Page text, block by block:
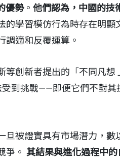
優勢。 他們認為，中國的技
的學習模仿行為時存在明顯
調適和反覆運算。
等創新者提出的「不同凡想
到挑戰——即便它們不對其
旦被證實具有市場潛力，數
爭。 其結果與進化過程中的